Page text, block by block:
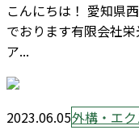
こんにちは！ 愛知県
でおります有限会社
ア...
2023.06.05外構・エ